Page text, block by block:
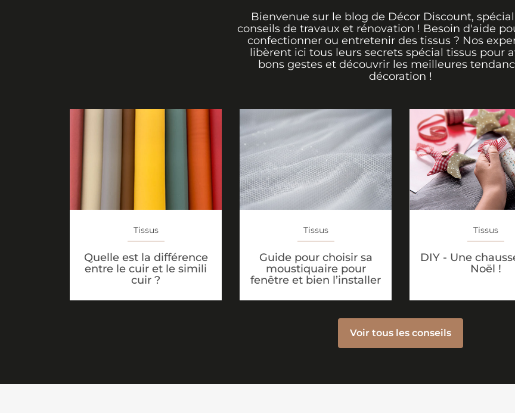
Bienvenue sur le blog de Décor Discount,
conseils de travaux et rénovation ! Besoin d'aide
confectionner ou entretenir des tissus ? Nos
libèrent ici tous leurs secrets spécial tissus pour
bons gestes et découvrir les meilleures
décoration !
Tissus
Quelle est la différence
entre le cuir et le simili
cuir ?
Tissus
Guide pour choisir sa
moustiquaire pour
fenêtre et bien l’installer
Tissus
DIY - Une
Noël !
Voir tous les conseils